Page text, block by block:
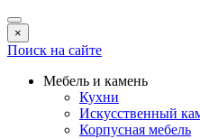
×
Поиск на сайте
Мебель и камень
Кухни
Искусственный
Корпусная мебель